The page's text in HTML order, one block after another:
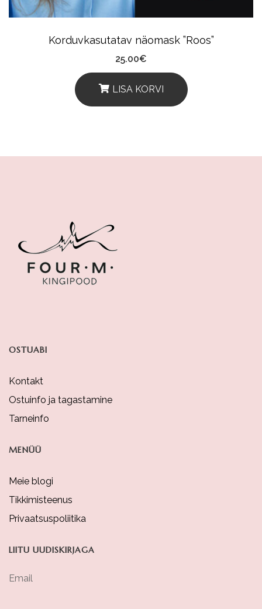
Korduvkasutatav näomask ”Roos”
25.00€
LISA KORVI
OSTUABI
Kontakt
Ostuinfo ja tagastamine
Tarneinfo
MENÜÜ
Meie blogi
Tikkimisteenus
Privaatsuspoliitika
LIITU UUDISKIRJAGA
Email